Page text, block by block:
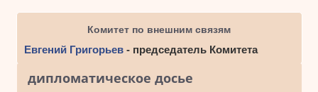
Комитет по внешним связям
Евгений Григорьев- председатель Комитета
дипломатическое досье